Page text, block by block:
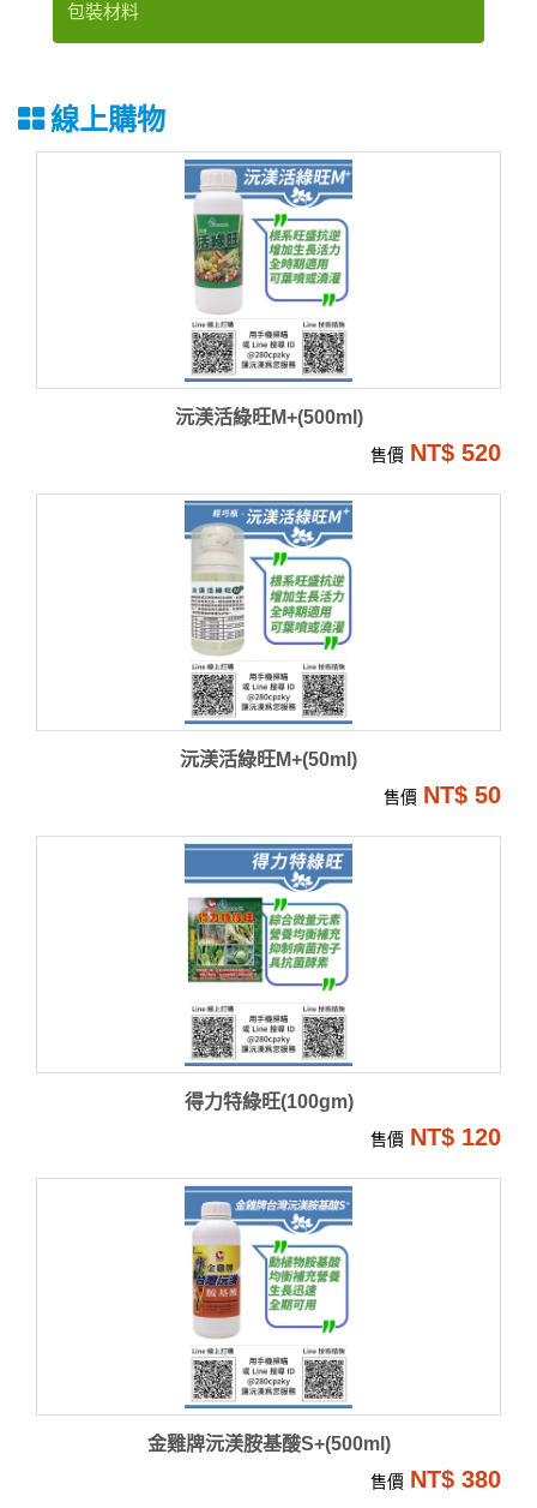
包裝材料
線上購物
沅渼活綠旺M+(500ml)
售價 NT$ 520
沅渼活綠旺M+(50ml)
售價 NT$ 50
得力特綠旺(100gm)
售價 NT$ 120
金雞牌沅渼胺基酸S+(500ml)
售價 NT$ 380